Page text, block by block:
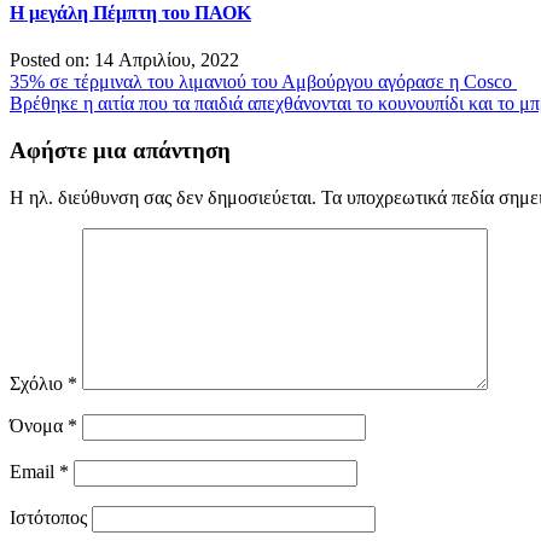
Η μεγάλη Πέμπτη του ΠΑΟΚ
Posted on: 14 Απριλίου, 2022
Πλοήγηση
άρθρων
35% σε τέρμιναλ του λιμανιού του Αμβούργου αγόρασε η Cosco
Βρέθηκε η αιτία που τα παιδιά απεχθάνονται το κουνουπίδι και το
Αφήστε μια απάντηση
Η ηλ. διεύθυνση σας δεν δημοσιεύεται. Τα υποχρεωτικά πεδία
Σχόλιο *
Όνομα *
Email *
Ιστότοπος